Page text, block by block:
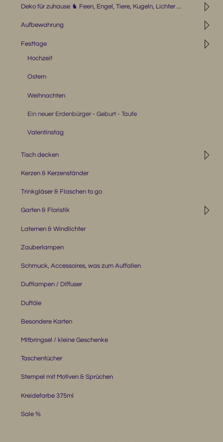
◹
Deko für zuhause ♞ Feen, Engel, Tiere, Kugeln, Lichter ...
◹
Aufbewahrung
◹
Festtage
Hochzeit
Ostern
Weihnachten
Ein neuer Erdenbürger - Geburt - Taufe
Valentinstag
◹
Tisch decken
Kerzen & Kerzenständer
Trinkgläser & Flaschen to go
◹
Garten & Floristik
Laternen & Windlichter
Zauberlampen
Schmuck, Accessoires, was zum Auffallen
Duftlampen / Diffuser
Duftöle
Besondere Karten
Mitbringsel / kleine Geschenke
Taschentücher
Stempel mit Motiven & Sprüchen
Kreidefarbe 375ml
Sale %